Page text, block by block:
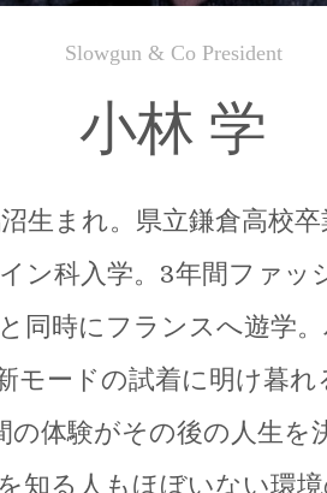
Slowgun & Co President
小林 学
生まれ。県立鎌倉高校
ン科入学。3年間ファッ
同時にフランスへ遊学
モードの試着に明け暮
の体験がその後の人生を
知る人もほぼいない環